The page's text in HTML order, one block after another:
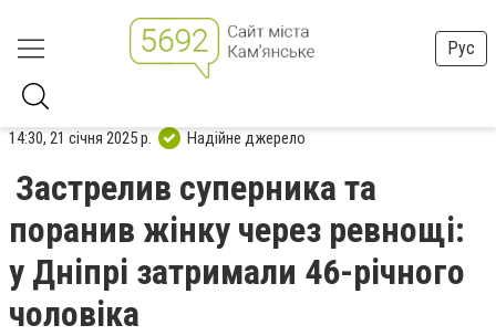
Рус
14:30, 21 січня 2025 р. Надійне джерело
Застрелив суперника та
поранив жінку через ревнощі:
у Дніпрі затримали 46-річного
чоловіка